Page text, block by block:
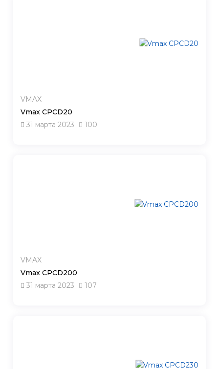
VMAX
Vmax CPCD20
31 марта 2023
100
VMAX
Vmax CPCD200
31 марта 2023
107